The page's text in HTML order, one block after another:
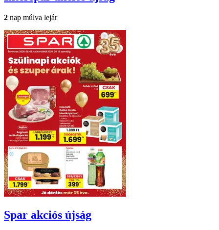
2 nap múlva lejár
Spar akciós újság